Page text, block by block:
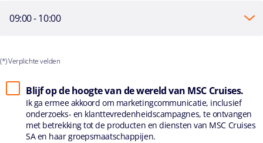
(*) Verplichte velden
Blijf op de hoogte van de wereld van MSC Cruises.
Ik ga ermee akkoord om marketingcommunicatie, inclusief
onderzoeks- en klanttevredenheidscampagnes, te ontvangen
met betrekking tot de producten en diensten van MSC Cruises
SA en haar groepsmaatschappijen.